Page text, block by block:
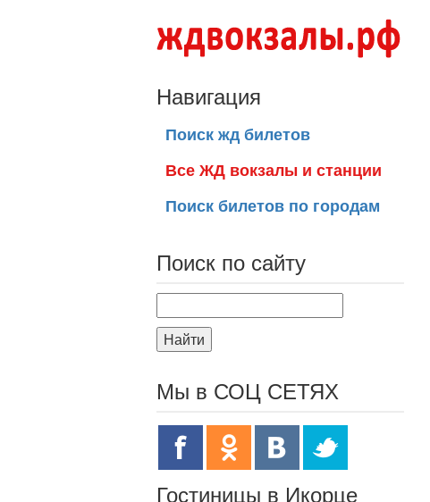
Навигация
Поиск жд билетов
Все ЖД вокзалы и станции
Поиск билетов по городам
Поиск по сайту
Найти
Мы в СОЦ СЕТЯХ
Гостиницы в Икорце